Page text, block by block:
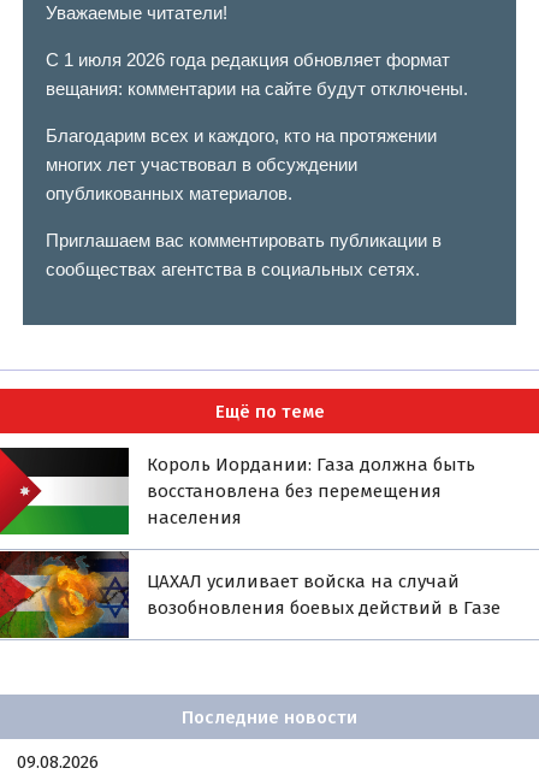
Уважаемые читатели!
С 1 июля 2026 года редакция обновляет формат
вещания: комментарии на сайте будут отключены.
Благодарим всех и каждого, кто на протяжении
многих лет участвовал в обсуждении
опубликованных материалов.
Приглашаем вас комментировать публикации в
сообществах агентства в социальных сетях.
Ещё по теме
Король Иордании: Газа должна быть
восстановлена без перемещения
населения
ЦАХАЛ усиливает войска на случай
возобновления боевых действий в Газе
Последние новости
09.08.2026